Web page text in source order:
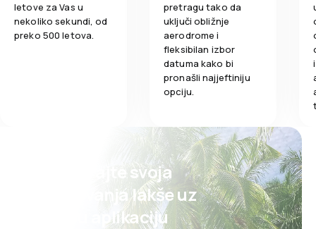
letove za Vas u
nekoliko sekundi, od
preko 500 letova.
pretragu tako da
uključi obližnje
aerodrome i
fleksibilan izbor
datuma kako bi
pronašli najjeftiniju
opciju.
Planirajte svoja
putovanja lakše uz
našu aplikaciju